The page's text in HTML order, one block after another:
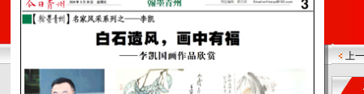
上